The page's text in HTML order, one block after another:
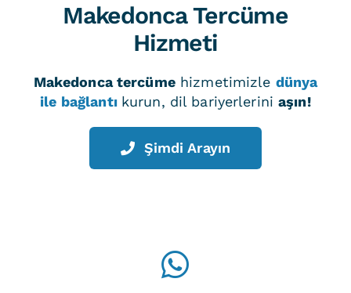
Makedonca Tercüme
Hizmeti
Makedonca tercümehizmetimizle dünya
ile bağlantı kurun, dil bariyerleriniaşın!
Şimdi Arayın